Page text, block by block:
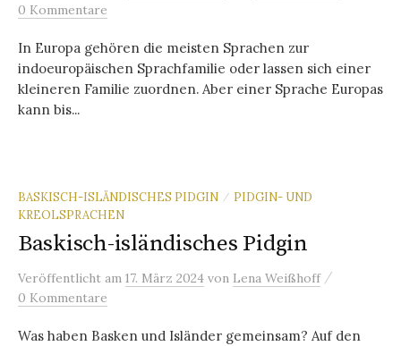
0 Kommentare
In Europa gehören die meisten Sprachen zur
indoeuropäischen Sprachfamilie oder lassen sich einer
kleineren Familie zuordnen. Aber einer Sprache Europas
kann bis...
BASKISCH-ISLÄNDISCHES PIDGIN / PIDGIN- UND
KREOLSPRACHEN
Baskisch-isländisches Pidgin
Veröffentlicht am 17. März 2024 von Lena Weißhoff /
0 Kommentare
Was haben Basken und Isländer gemeinsam? Auf den